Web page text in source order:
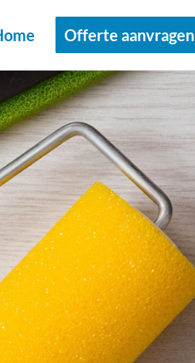
Offerte aanvragen